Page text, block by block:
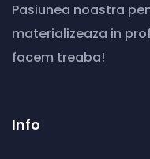
Pasiunea noastra
materializeaza in
facem treaba!
Info